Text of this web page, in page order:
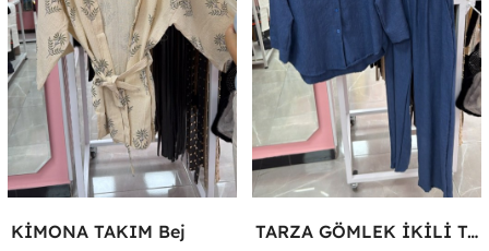
KİMONA TAKIM Bej TARZA GÖMLEK İKİLİ TAKIM KOT KUMAŞ Mavi